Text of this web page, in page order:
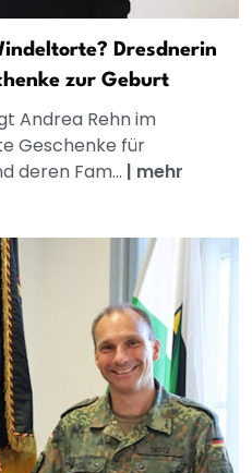
Dresdnerin
zur Geburt
Andrea Rehn im
Geschenke für
deren Fam... | mehr